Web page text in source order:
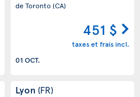
de Toronto(CA)
451 $
taxes et frais incl.
01 OCT.
Lyon (FR)